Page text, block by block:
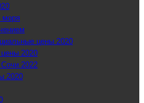
моря
цены 2020
2020
2022
2020